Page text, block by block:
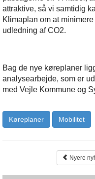
attraktive, så vi samtidig
Klimaplan om at
udledning af CO2.
Bag de nye køreplaner
analysearbejde, som er
med Vejle Kommune og
Køreplaner Mobilitet
Nyere